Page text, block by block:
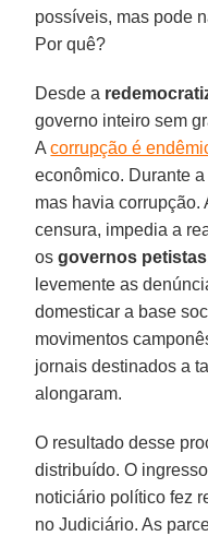
possíveis, mas pode
Por quê?
Desde a
governo inteiro sem
Acorrupção é
econômico. Durante
mas havia corrupção.
censura, impedia a
osgovernos petistas
levemente as
domesticar a base
movimentos
jornais destinados a
alongaram.
O resultado desse
distribuído. O
noticiário político fez
no Judiciário. As